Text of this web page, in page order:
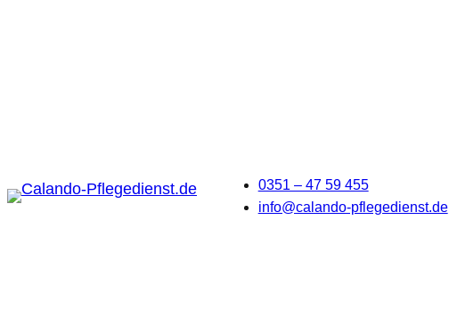
0351 – 47 59 455
info@calando-pflegedienst.de